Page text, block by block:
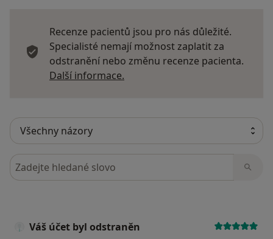
Recenze pacientů jsou pro nás důležité.
Specialisté nemají možnost zaplatit za
odstranění nebo změnu recenze pacienta.
Další informace.
Hledejte v názorech
Váš účet byl odstraněn